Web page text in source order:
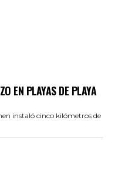
EN PLAYAS DE PLAYA
instaló cinco kilómetros de